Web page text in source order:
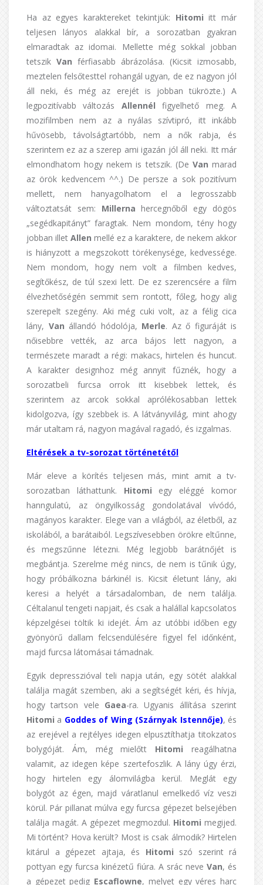
Ha az egyes karaktereket tekintjük: Hitomi itt már
teljesen lányos alakkal bír, a sorozatban gyakran
elmaradtak az idomai. Mellette még sokkal jobban
tetszik Van férfiasabb ábrázolása. (Kicsit izmosabb,
meztelen felsőtesttel rohangál ugyan, de ez nagyon jól
áll neki, és még az erejét is jobban tükrözte.) A
legpozitívabb változás Allennél figyelhető meg. A
mozifilmben nem az a nyálas szívtipró, itt inkább
hűvösebb, távolságtartóbb, nem a nők rabja, és
szerintem ez az a szerep ami igazán jól áll neki. Itt már
elmondhatom hogy nekem is tetszik. (De Vanmarad
az örök kedvencem ^^.) De persze a sok pozitívum
mellett, nem hanyagolhatom el a legrosszabb
változtatsát sem: Millerna hercegnőből egy dögös
„segédkapitányt” faragtak. Nem mondom, tény hogy
jobban illet Allen mellé ez a karaktere, de nekem akkor
is hiányzott a megszokott törékenysége, kedvessége.
Nem mondom, hogy nem volt a filmben kedves,
segítőkész, de túl szexi lett. De ez szerencsére a film
élvezhetőségén semmit sem rontott, főleg, hogy alig
szerepelt szegény. Aki még cuki volt, az a félig cica
lány, Van állandó hódolója, Merle. Az ő figuráját is
nőisebbre vették, az arca bájos lett nagyon, a
természete maradt a régi: makacs, hirtelen és huncut.
A karakter designhoz még annyit fűznék, hogy a
sorozatbeli furcsa orrok itt kisebbek lettek, és
szerintem az arcok sokkal aprólékosabban lettek
kidolgozva, így szebbek is. A látványvilág, mint ahogy
már utaltam rá, nagyon magával ragadó, és izgalmas.
Eltérések a tv-sorozat történetétől
Már eleve a körítés teljesen más, mint amit a tv-
sorozatban láthattunk. Hitomi egy eléggé komor
hanngulatú, az öngyilkosság gondolatával vívódó,
magányos karakter. Elege van a világból, az életből, az
iskolából, a barátaiból. Legszívesebben örökre eltűnne,
és megszűnne létezni. Még legjobb barátnőjét is
megbántja. Szerelme még nincs, de nem is tűnik úgy,
hogy próbálkozna bárkinél is. Kicsit életunt lány, aki
keresi a helyét a társadalomban, de nem találja.
Céltalanul tengeti napjait, és csak a halállal kapcsolatos
képzelgései töltik ki idejét. Ám az utóbbi időben egy
gyönyörű dallam felcsendülésére figyel fel időnként,
majd furcsa látomásai támadnak.
Egyik depresszióval teli napja után, egy sötét alakkal
találja magát szemben, aki a segítségét kéri, és hívja,
hogy tartson vele Gaea-ra. Ugyanis állítása szerint
Hitomi a Goddes of Wing (Szárnyak Istennője), és
az erejével a rejtélyes idegen elpusztíthatja titokzatos
bolygóját. Ám, még mielőtt Hitomireagálhatna
valamit, az idegen képe szertefoszlik. A lány úgy érzi,
hogy hirtelen egy álomvilágba kerül. Meglát egy
bolygót az égen, majd váratlanul emelkedő víz veszi
körül. Pár pillanat múlva egy furcsa gépezet belsejében
találja magát. A gépezet megmozdul. Hitomi megijed.
Mi történt? Hova került? Most is csak álmodik? Hirtelen
kitárul a gépezet ajtaja, és Hitomi szó szerint rá
pottyan egy furcsa kinézetű fiúra. A srác neve Van, és
a gépezet pedig Escaflowne, melyet egy véres harc